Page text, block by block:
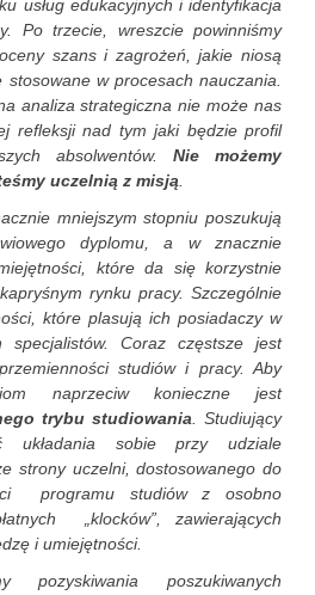
usług edukacyjnych i identyfikacja
Po trzecie, wreszcie powinniśmy
szans i zagrożeń, jakie niosą
w procesach nauczania.
analiza strategiczna nie może nas
refleksji nad tym jaki będzie profil
absolwentów. Nie możemy
uczelnią z misją.
mniejszym stopniu poszukują
dyplomu, a w znacznie
które da się korzystnie
rynku pracy. Szczególnie
które plasują ich posiadaczy w
specjalistów. Coraz częstsze jest
studiów i pracy. Aby
naprzeciw konieczne jest
trybu studiowania. Studiujący
układania sobie przy udziale
strony uczelni, dostosowanego do
programu studiów z osobno
„klocków”, zawierających
i umiejętności.
pozyskiwania poszukiwanych